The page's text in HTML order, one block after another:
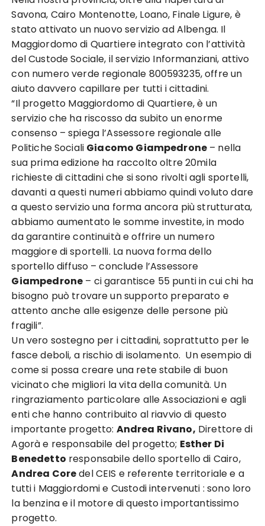
Savona, Cairo Montenotte, Loano, Finale Ligure, è
stato attivato un nuovo servizio ad Albenga. Il
Maggiordomo di Quartiere integrato con l’attività
del Custode Sociale, il servizio Informanziani, attivo
con numero verde regionale 800593235, offre un
aiuto davvero capillare per tutti i cittadini.
“Il progetto Maggiordomo di Quartiere, è un
servizio che ha riscosso da subito un enorme
consenso – spiega l’Assessore regionale alle
Politiche Sociali Giacomo Giampedrone – nella
sua prima edizione ha raccolto oltre 20mila
richieste di cittadini che si sono rivolti agli sportelli,
davanti a questi numeri abbiamo quindi voluto dare
a questo servizio una forma ancora più strutturata,
abbiamo aumentato le somme investite, in modo
da garantire continuità e offrire un numero
maggiore di sportelli. La nuova forma dello
sportello diffuso – conclude l’Assessore
Giampedrone – ci garantisce 55 punti in cui chi ha
bisogno può trovare un supporto preparato e
attento anche alle esigenze delle persone più
fragili”.
Un vero sostegno per i cittadini, soprattutto per le
fasce deboli, a rischio di isolamento. Un esempio di
come si possa creare una rete stabile di buon
vicinato che migliori la vita della comunità. Un
ringraziamento particolare alle Associazioni e agli
enti che hanno contribuito al riavvio di questo
importante progetto: Andrea Rivano, Direttore di
Agorà e responsabile del progetto; Esther Di
Benedetto responsabile dello sportello di Cairo,
Andrea Coredel CEIS e referente territoriale e a
tutti i Maggiordomi e Custodi intervenuti : sono loro
la benzina e il motore di questo importantissimo
progetto.